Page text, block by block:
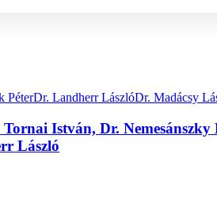
PéterDr. Landherr LászlóDr. Madácsy
István, Dr.
László